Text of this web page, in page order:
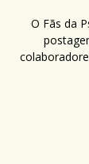
O Fãs da